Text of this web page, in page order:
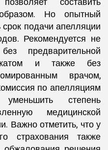
Но опытный
подачи апелляции
Рекомендуется не
предварительной
и также без
врачом,
по апелляциям
степень
медицинской
Важно отметить, что у
страхования также